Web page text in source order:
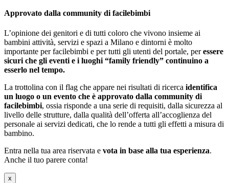
Approvato dalla community di facilebimbi
L’opinione dei genitori e di tutti coloro che vivono insieme ai
bambini attività, servizi e spazi a Milano e dintorni è molto
importante per facilebimbi e per tutti gli utenti del portale, peressere
sicuri che gli eventi e i luoghi “family friendly” continuino a
esserlo nel tempo.
La trottolina con il flag che appare nei risultati di ricerca identifica
un luogo o un evento che è approvato dalla community di
facilebimbi, ossia risponde a una serie di requisiti, dalla sicurezza al
livello delle strutture, dalla qualità dell’offerta all’accoglienza del
personale ai servizi dedicati, che lo rende a tutti gli effetti a misura di
bambino.
Entra nella tua area riservata e vota in base alla tua esperienza.
Anche il tuo parere conta!
x